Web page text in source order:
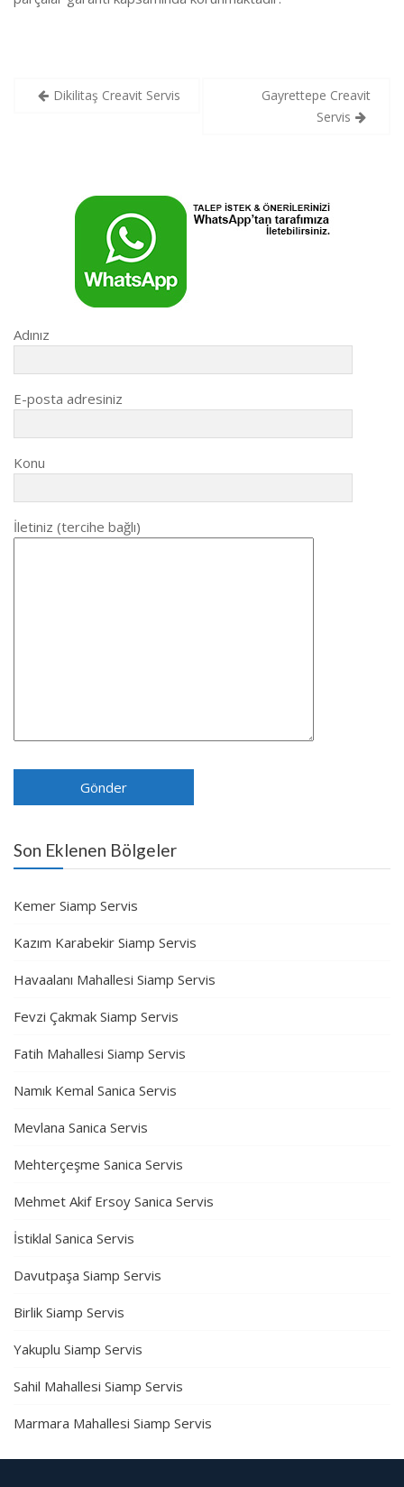
YazıDikilitaş Creavit Servis
Gayrettepe Creavit
Servis
Adınız
E-posta adresiniz
Konu
İletiniz (tercihe bağlı)
Son Eklenen Bölgeler
Kemer Siamp Servis
Kazım Karabekir Siamp Servis
Havaalanı Mahallesi Siamp Servis
Fevzi Çakmak Siamp Servis
Fatih Mahallesi Siamp Servis
Namık Kemal Sanica Servis
Mevlana Sanica Servis
Mehterçeşme Sanica Servis
Mehmet Akif Ersoy Sanica Servis
İstiklal Sanica Servis
Davutpaşa Siamp Servis
Birlik Siamp Servis
Yakuplu Siamp Servis
Sahil Mahallesi Siamp Servis
Marmara Mahallesi Siamp Servis